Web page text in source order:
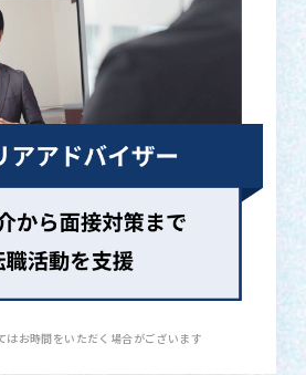
はお時間をいただく場合がございます